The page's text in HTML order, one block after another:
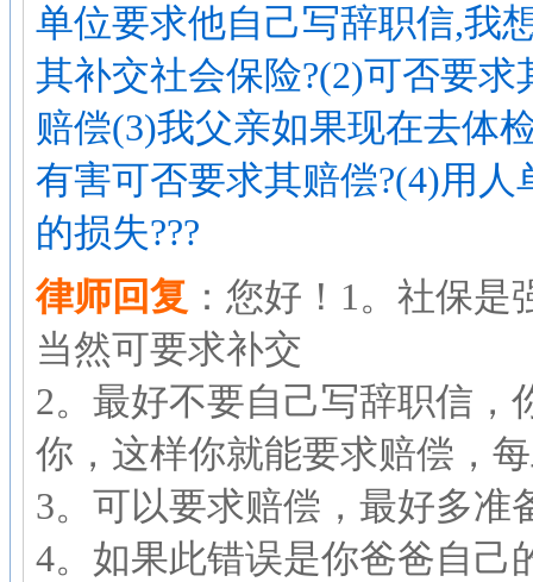
单位要求他自己写辞职信,我
其补交社会保险?(2)可否要
赔偿(3)我父亲如果现在去体
有害可否要求其赔偿?(4)用
的损失???
律师回复 ：您好！1。社保
当然可要求补交
2。最好不要自己写辞职信，
你，这样你就能要求赔偿，
3。可以要求赔偿，最好多
4。如果此错误是你爸爸自己